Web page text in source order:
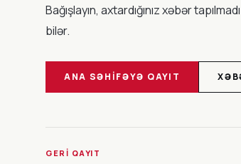
Bağışlayın, axtardığınız xəbər
bilər.
ANA SƏHIFƏYƏ QAYIT
GERI QAYIT